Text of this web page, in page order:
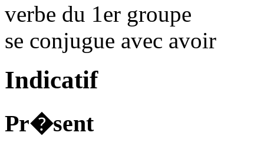
verbe du 1er groupe
se conjugue avec avoir
Indicatif
Pr�sent